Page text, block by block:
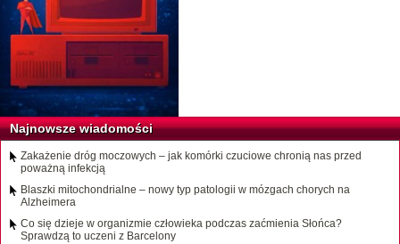
Najnowsze wiadomości
Zakażenie dróg moczowych – jak komórki czuciowe chronią nas przed
poważną infekcją
Blaszki mitochondrialne – nowy typ patologii w mózgach chorych na
Alzheimera
Co się dzieje w organizmie człowieka podczas zaćmienia Słońca?
Sprawdzą to uczeni z Barcelony